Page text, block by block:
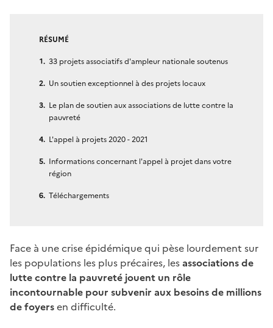
RÉSUMÉ
33 projets associatifs d'ampleur nationale soutenus
Un soutien exceptionnel à des projets locaux
Le plan de soutien aux associations de lutte contre la
pauvreté
L'appel à projets 2020 - 2021
Informations concernant l'appel à projet dans votre
région
Téléchargements
Face à une crise épidémique qui pèse lourdement sur
les populations les plus précaires, lesassociations de
lutte contre la pauvreté jouent un rôle
incontournable pour subvenir aux besoins de millions
de foyersen difficulté.